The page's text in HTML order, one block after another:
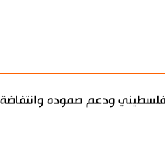
ودعم صموده وانتفاضة